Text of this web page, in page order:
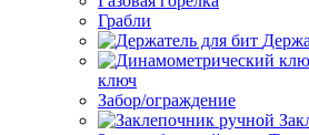
Грабли
ключ
Забор/ограждение